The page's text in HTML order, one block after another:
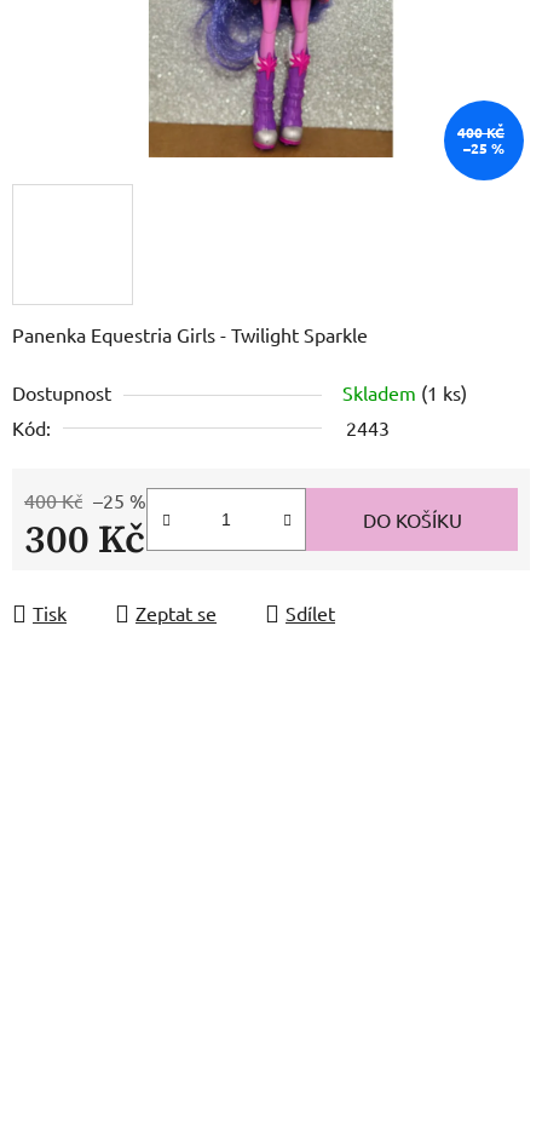
Panenka Equestria Girls - Twilight Sparkle
Dostupnost Skladem (1 ks)
Kód:
2443
400 Kč –25 %
300 Kč DO KOŠÍKU
Tisk Zeptat se Sdílet
400 KČ
–25 %